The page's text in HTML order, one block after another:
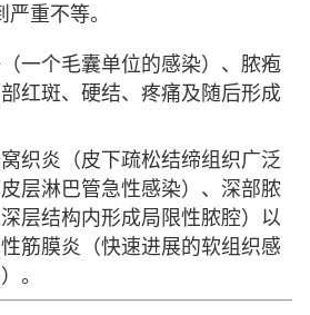
重不等。
一个毛囊单位的感染）、脓疱
红斑、硬结、疼痛及随后形成
织炎（皮下疏松结缔组织广泛
层淋巴管急性感染）、深部脓
层结构内形成局限性脓腔）以
筋膜炎（快速进展的软组织感
。